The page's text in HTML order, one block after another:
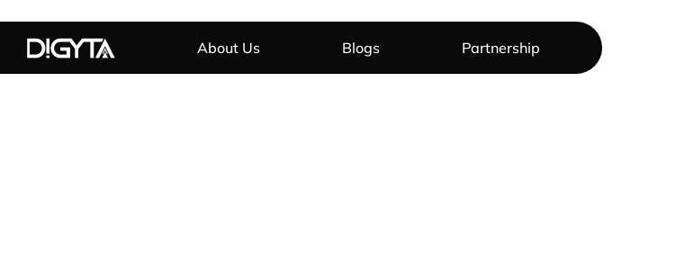
About Us Blogs Partnership